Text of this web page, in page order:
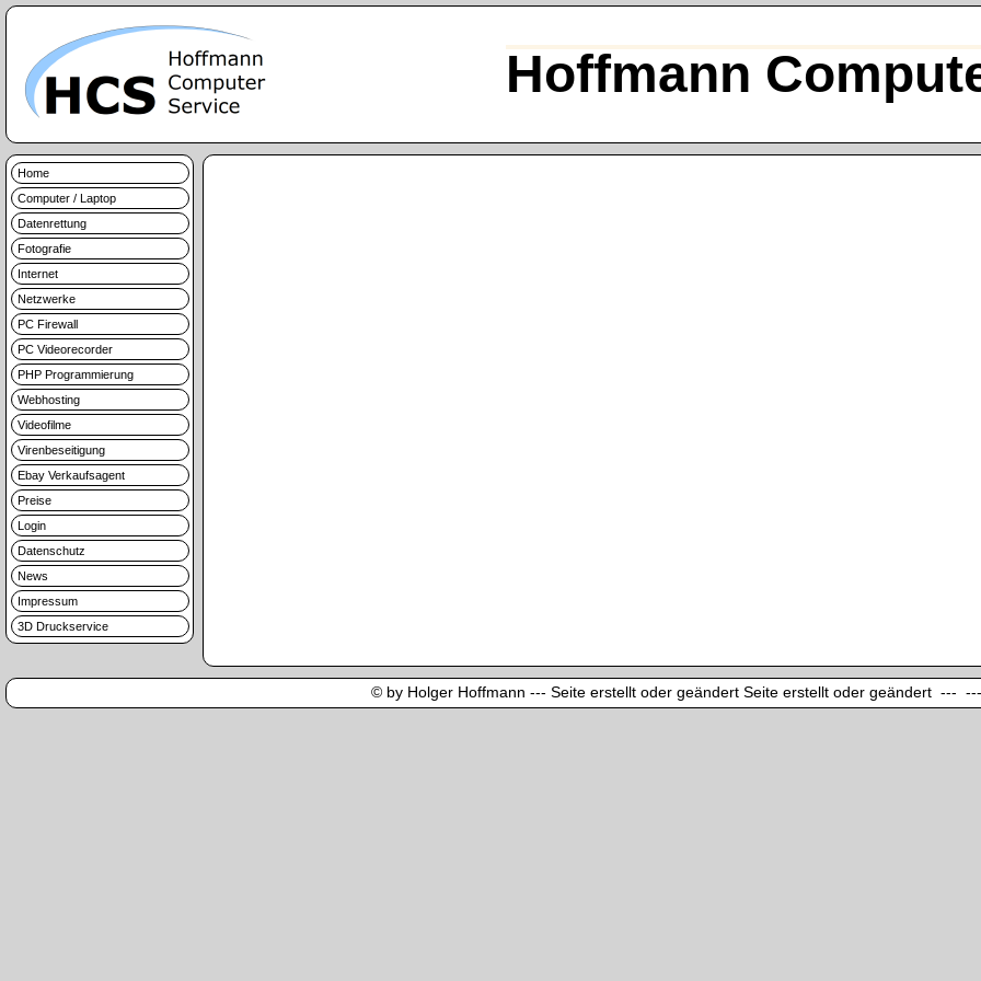
Hoffmann
Home
Computer / Laptop
Datenrettung
Fotografie
Internet
Netzwerke
PC Firewall
PC Videorecorder
PHP Programmierung
Webhosting
Videofilme
Virenbeseitigung
Ebay Verkaufsagent
Preise
Login
Datenschutz
News
Impressum
3D Druckservice
© by Holger Hoffmann --- Seite erstellt oder geändert Seite erstellt oder geändert ---